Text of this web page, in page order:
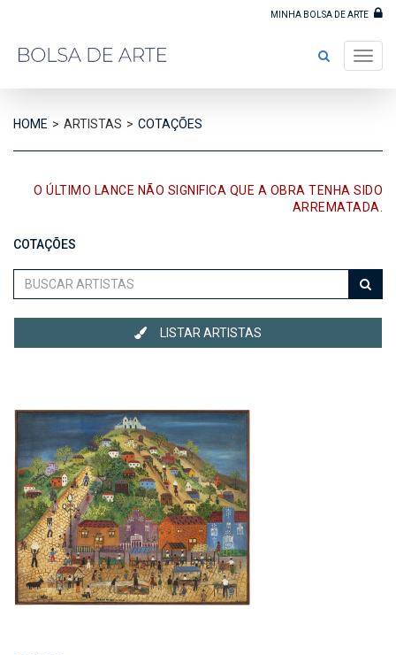
MINHA BOLSA DE ARTE
HOME > ARTISTAS > COTAÇÕES
O ÚLTIMO LANCE NÃO SIGNIFICA QUE A OBRA TENHA SIDO
ARREMATADA.
COTAÇÕES
Buscar
LISTAR ARTISTAS